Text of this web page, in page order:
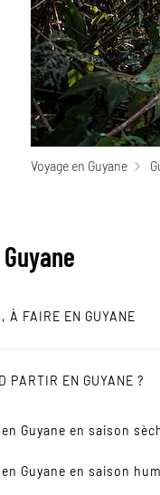
Voyage en Guyane
Guyane
À FAIRE EN GUYANE
PARTIR EN GUYANE ?
Guyane en saison
Guyane en saison